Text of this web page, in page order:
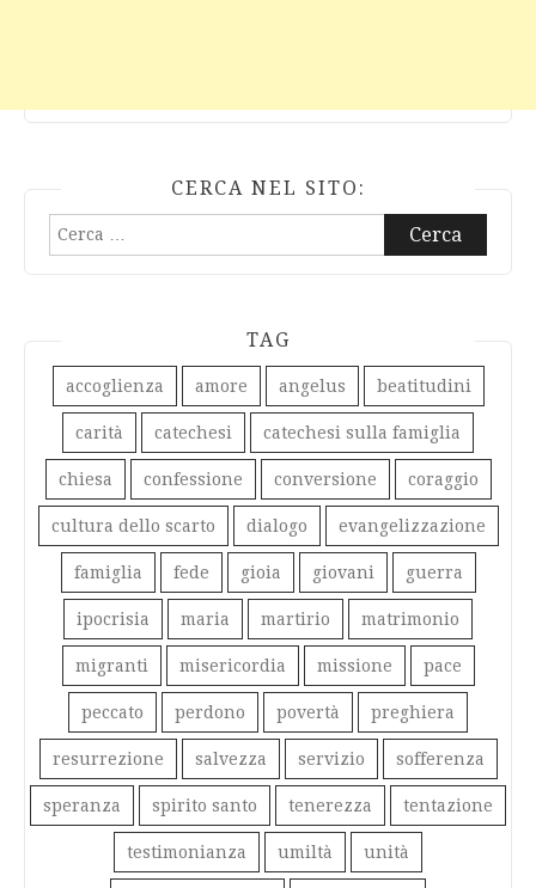
CERCA NEL SITO:
Ricerca
per:
TAG
accoglienza amore angelus beatitudini
carità catechesi catechesi sulla famiglia
chiesa confessione conversione coraggio
cultura dello scarto dialogo evangelizzazione
famiglia fede gioia giovani guerra
ipocrisia maria martirio matrimonio
migranti misericordia missione pace
peccato perdono povertà preghiera
resurrezione salvezza servizio sofferenza
speranza spirito santo tenerezza tentazione
testimonianza umiltà unità